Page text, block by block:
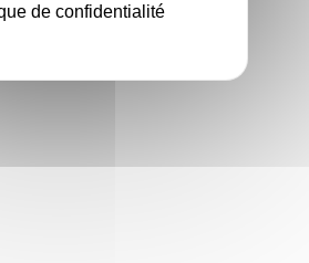
de confidentialité